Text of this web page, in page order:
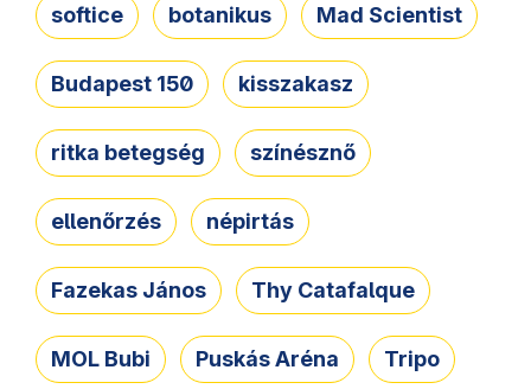
softice botanikus Mad Scientist
Budapest 150 kisszakasz
ritka betegség színésznő
ellenőrzés népirtás
Fazekas János Thy Catafalque
MOL Bubi Puskás Aréna Tripo